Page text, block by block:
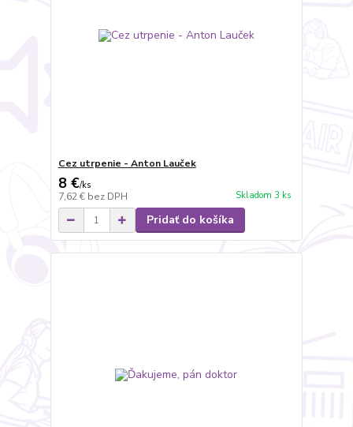
Cez utrpenie - Anton Lauček
8 €/ks
7,62 € bez DPH Skladom 3 ks
Pridať do košíka